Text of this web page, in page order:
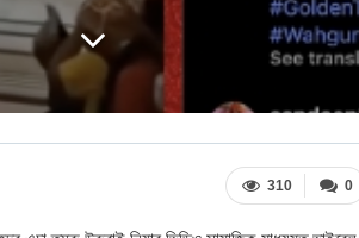
0
310